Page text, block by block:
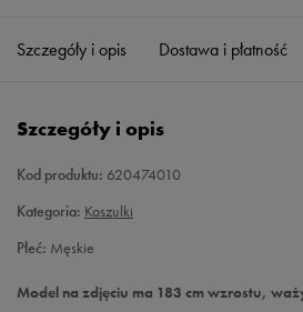
M Powiadom o dostępności
XXL Powiadom o dostępności
Szczegóły i opis Dostawa i płatność
Szczegóły i opis
Kod produktu: 620474010
Kategoria: Koszulki
Płeć: Męskie
Model na zdjęciu ma 183 cm wzrostu,